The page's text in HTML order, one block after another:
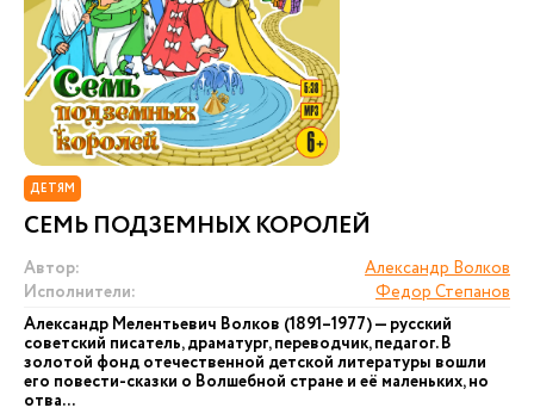
ДЕТЯМ
СЕМЬ ПОДЗЕМНЫХ КОРОЛЕЙ
Автор:
Александр Волков
Исполнители:
Федор Степанов
Александр Мелентьевич Волков (1891–1977) — русский
советский писатель, драматург, переводчик, педагог. В
золотой фонд отечественной детской литературы вошли
его повести-сказки о Волшебной стране и её маленьких, но
отва...